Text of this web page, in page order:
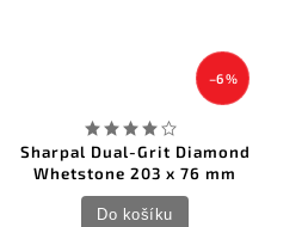
–6 %
Sharpal Dual-Grit Diamond
Whetstone 203 x 76 mm
Do košíku